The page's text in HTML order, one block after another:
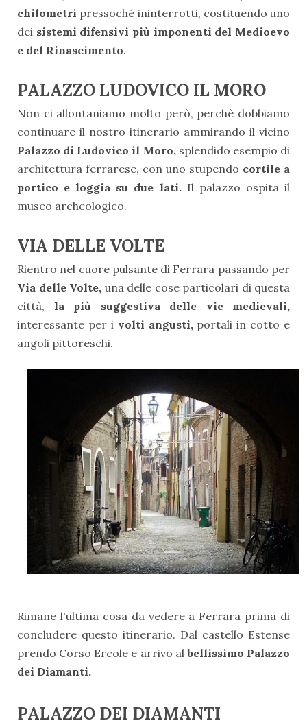
chilometri pressoché ininterrotti, costituendo uno
dei sistemi difensivi più imponenti del Medioevo
e del Rinascimento.
PALAZZO LUDOVICO IL MORO
Non ci allontaniamo molto però, perchè dobbiamo
continuare il nostro itinerario ammirando il vicino
Palazzo di Ludovico il Moro,splendido esempio di
architettura ferrarese, con uno stupendo cortile a
portico e loggia su due lati.Il palazzo ospita il
museo archeologico.
VIA DELLE VOLTE
Rientro nel cuore pulsante di Ferrara passando per
Via delle Volte, una delle cose particolari di questa
città, la più suggestiva delle vie medievali,
interessante per i volti angusti,portali in cotto e
angoli pittoreschi.
Rimane l'ultima cosa da vedere a Ferrara prima di
concludere questo itinerario. Dal castello Estense
prendo Corso Ercole e arrivo al bellissimo Palazzo
dei Diamanti.
PALAZZO DEI DIAMANTI